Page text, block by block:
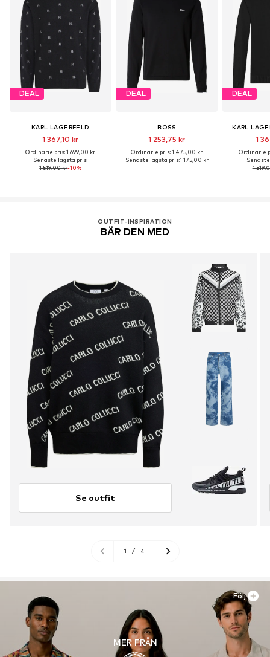
DEAL
KARL LAGERFELD
1 367,10 kr
Ordinarie pris: 1 699,00 kr
Senaste lägsta pris:
1 519,00 kr-10%
DEAL
BOSS
1 253,75 kr
Ordinarie pris: 1 475,00 kr
Senaste lägsta pris:1 175,00 kr
DEAL
KARL
1
Ordinarie
1
OUTFIT-INSPIRATION
BÄR DEN MED
Se outfit
1 / 4
MER FRÅN
Följ